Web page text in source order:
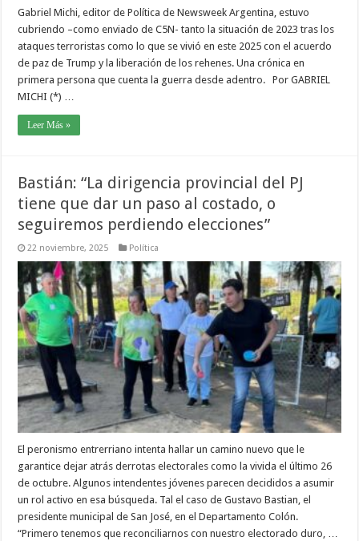
Gabriel Michi, editor de Política de Newsweek Argentina, estuvo
cubriendo –como enviado de C5N- tanto la situación de 2023 tras los
ataques terroristas como lo que se vivió en este 2025 con el acuerdo
de paz de Trump y la liberación de los rehenes. Una crónica en
primera persona que cuenta la guerra desde adentro. Por GABRIEL
MICHI (*) …
Leer Más »
Bastián: “La dirigencia provincial del PJ
tiene que dar un paso al costado, o
seguiremos perdiendo elecciones”
22 noviembre, 2025 Política
El peronismo entrerriano intenta hallar un camino nuevo que le
garantice dejar atrás derrotas electorales como la vivida el último 26
de octubre. Algunos intendentes jóvenes parecen decididos a asumir
un rol activo en esa búsqueda. Tal el caso de Gustavo Bastian, el
presidente municipal de San José, en el Departamento Colón.
“Primero tenemos que reconciliarnos con nuestro electorado duro, …